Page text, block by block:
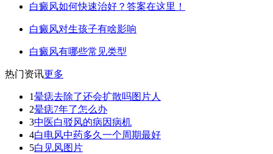
白癜风如何快速治好？答案在这里！
白癜风对生孩子有啥影响
白癜风有哪些常见类型
热门资讯更多
1晕痣去除了还会扩散吗图片人
2晕痣7年了怎么办
3中医白驳风的病因病机
4白电风中药多久一个周期最好
5白见风图片